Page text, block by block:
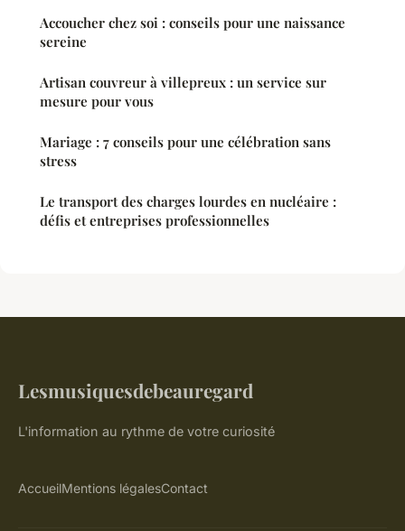
Accoucher chez soi : conseils pour une naissance
sereine
Artisan couvreur à villepreux : un service sur
mesure pour vous
Mariage : 7 conseils pour une célébration sans
stress
Le transport des charges lourdes en nucléaire :
défis et entreprises professionnelles
Lesmusiquesdebeauregard
L'information au rythme de votre curiosité
AccueilMentions légalesContact